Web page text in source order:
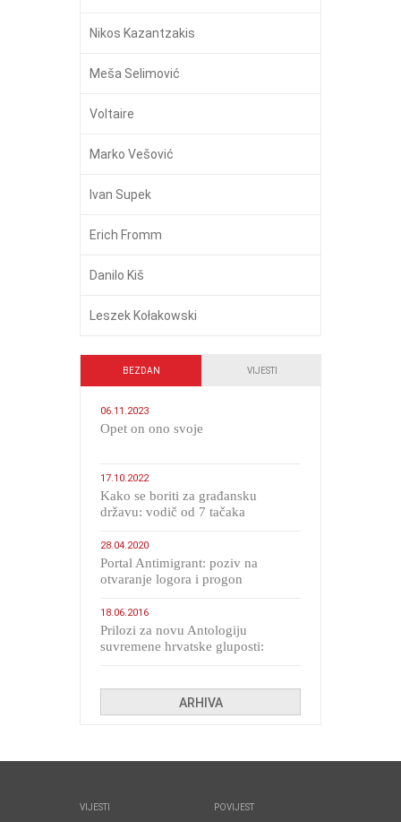
Nikos Kazantzakis
Meša Selimović
Voltaire
Marko Vešović
Ivan Supek
Erich Fromm
Danilo Kiš
Leszek Kołakowski
BEZDAN VIJESTI
06.11.2023
​Opet on ono svoje
17.10.2022
Kako se boriti za građansku
državu: vodič od 7 tačaka
28.04.2020
Portal Antimigrant: poziv na
otvaranje logora i progon
18.06.2016
Prilozi za novu Antologiju
suvremene hrvatske gluposti:
ARHIVA
VIJESTI POVIJEST